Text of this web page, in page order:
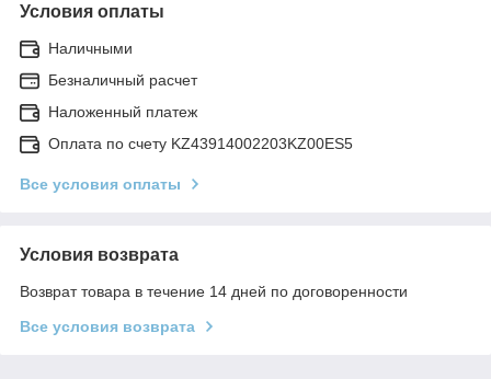
Условия оплаты
Наличными
Безналичный расчет
Наложенный платеж
Оплата по счету KZ43914002203KZ00ES5
Все условия оплаты
Условия возврата
Возврат товара в течение 14 дней по договоренности
Все условия возврата